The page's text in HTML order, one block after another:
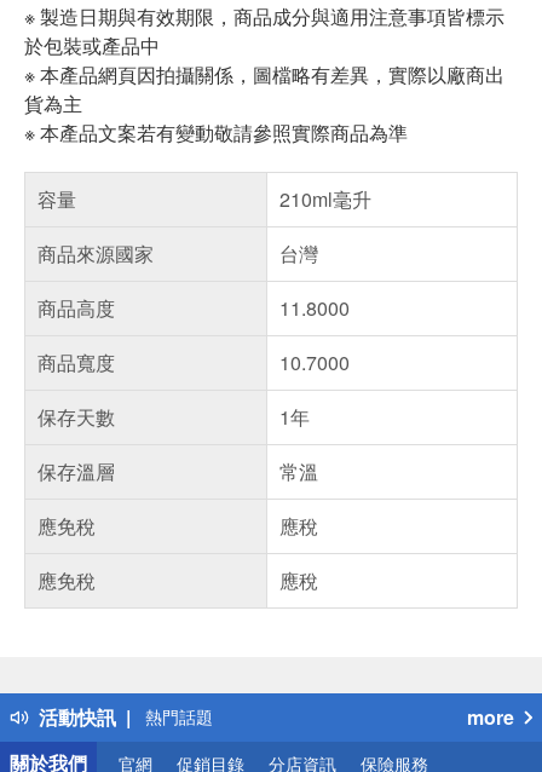
※ 製造日期與有效期限，商品成分與適用注意事項皆標示
於包裝或產品中
※ 本產品網頁因拍攝關係，圖檔略有差異，實際以廠商出
貨為主
※ 本產品文案若有變動敬請參照實際商品為準
容量
210ml毫升
商品來源國家
台灣
商品高度
11.8000
商品寬度
10.7000
保存天數
1年
保存溫層
常溫
應免稅
應稅
應免稅
應稅
活動快訊
得獎公告
熱門話題
銀行優惠
more
關於我們
官網 促銷目錄 分店資訊 保險服務